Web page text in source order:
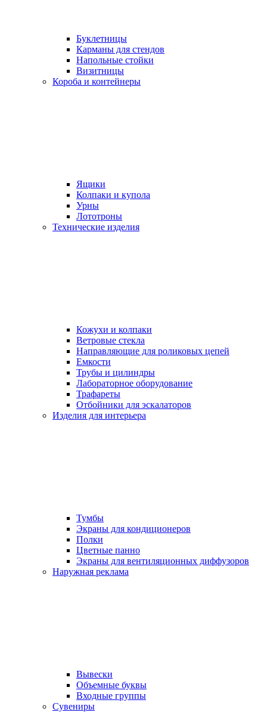
Буклетницы
Карманы для стендов
Напольные стойки
Визитницы
Короба и контейнеры
Ящики
Колпаки и купола
Урны
Лототроны
Технические изделия
Кожухи и колпаки
Ветровые стекла
Направляющие для роликовых цепей
Емкости
Трубы и цилиндры
Лабораторное оборудование
Трафареты
Отбойники для эскалаторов
Изделия для интерьера
Тумбы
Экраны для кондиционеров
Полки
Цветные панно
Экраны для вентиляционных диффузоров
Наружная реклама
Вывески
Объемные буквы
Входные группы
Сувениры